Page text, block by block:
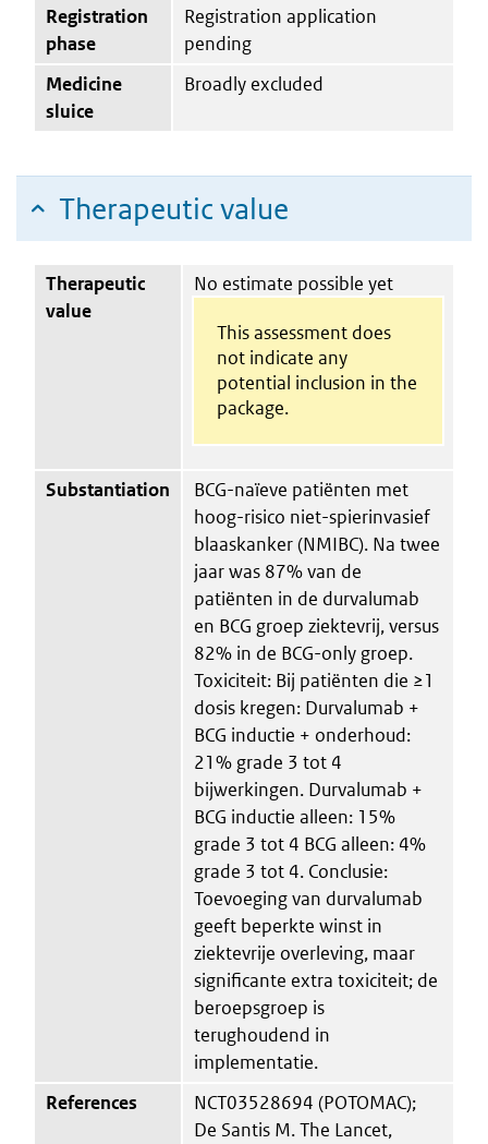
Registration
phase
Registration application
pending
Medicine
sluice
Broadly excluded
Therapeutic value
Therapeutic
value
No estimate possible yet
This assessment does
not indicate any
potential inclusion in the
package.
Substantiation
BCG-naïeve patiënten met
hoog-risico niet-spierinvasief
blaaskanker (NMIBC). Na twee
jaar was 87% van de
patiënten in de durvalumab
en BCG groep ziektevrij, versus
82% in de BCG-only groep.
Toxiciteit: Bij patiënten die ≥1
dosis kregen: Durvalumab +
BCG inductie + onderhoud:
21% grade 3 tot 4
bijwerkingen. Durvalumab +
BCG inductie alleen: 15%
grade 3 tot 4 BCG alleen: 4%
grade 3 tot 4. Conclusie:
Toevoeging van durvalumab
geeft beperkte winst in
ziektevrije overleving, maar
significante extra toxiciteit; de
beroepsgroep is
terughoudend in
implementatie.
References
NCT03528694 (POTOMAC);
De Santis M. The Lancet,